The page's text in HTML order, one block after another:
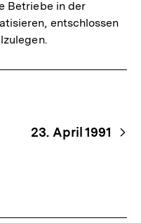
Betriebe in der
entschlossen
23. April 1991